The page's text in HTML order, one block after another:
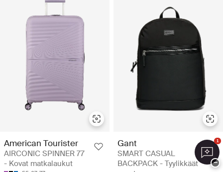
American Tourister
AIRCONIC SPINNER 77
- Kovat matkalaukut
Gant
SMART CASUAL
BACKPACK - Tyylikkäät
1
−